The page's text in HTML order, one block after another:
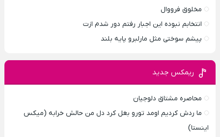
مخلوق فرووال
انتخابم نبوده این اجبار رفتم دور شدم ازت
پیشم سوختی مثل مارلبرو پایه بلند
ریمکس جدید
محاصره مشتاق دلوجیان
ما ردش کردیم اومد تورو بغل کرد دل من حالش خرابه (میکس
اینستا)